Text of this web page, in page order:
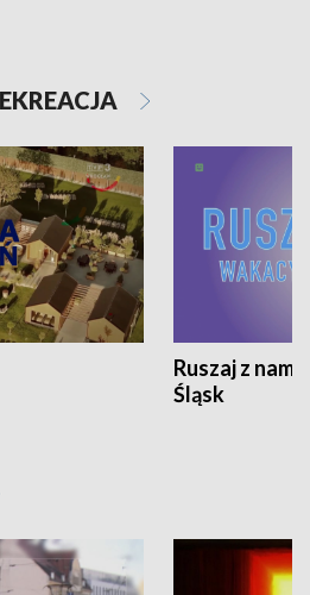
Ruszaj z
Śląsk